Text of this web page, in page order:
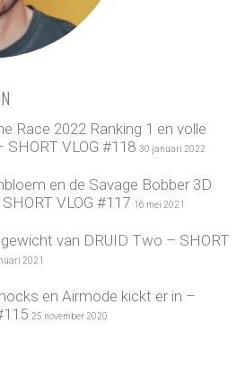
Race 2022 Ranking 1 en volle
VLOG #118 30 januari 2022
en de Savage Bobber 3D
VLOG #117 16 mei 2021
van DRUID Two – SHORT
2021
en Airmode kickt er in –
25 november 2020